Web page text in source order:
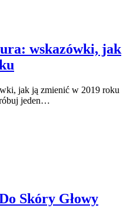
wskazówki, jak
jak ją zmienić w 2019 roku
jeden…
Skóry Głowy